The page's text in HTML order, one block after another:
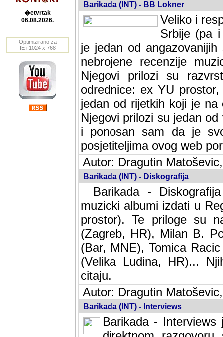
�etvrtak
06.08.2026.
Optimizirano za
IE i 1024 x 768
Barikada (INT) - BB Lokner
Veliko i
Srbije (pa i
jedan od angazovanijih
nebrojene recenzije
Njegovi prilozi su
odrednice: ex YU
jedan od rijetkih koji je
Njegovi prilozi su jedan
i ponosan sam da je
posjetiteljima ovog web
Autor: Dragutin
Barikada (INT) - Diskografija
Barikada -
muzicki albumi izdati u
prostor). Te priloge su
(Zagreb, HR), Milan B.
(Bar, MNE), Tomica
(Velika Ludina, HR)...
citaju.
Autor: Dragutin
Barikada (INT) - Interviews
Barikada -